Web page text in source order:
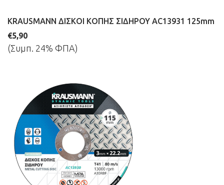
KRAUSMANN ΔΙΣΚΟΙ ΚΟΠΗΣ ΣΙΔΗΡΟΥ AC13931 125mm
€5,90
(Συμπ. 24% ΦΠΑ)